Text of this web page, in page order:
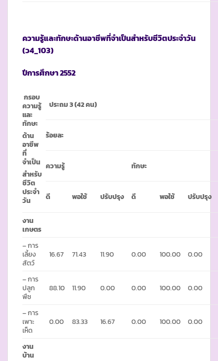
ความรู้และทักษะด้านอาชีพที่จำเป็นสำหรับชีวิตประจำวัน
(ว4_103)
ปีการศึกษา2552
กรอบ
ความรู้
และ
ทักษะ
ด้าน
อาชีพ
ที่
จำเป็น
สำหรับ
ชีวิต
ประจำ
วัน
ประถม 3 (42 คน)
ร้อยละ
ความรู้ ทักษะ
ดี พอใช้ ปรับปรุง ดี พอใช้ ปรับปรุง
งาน
เกษตร
– การ
เลี้ยง
สัตว์
16.67 71.43 11.90 0.00 100.00 0.00
– การ
ปลูก
พืช
88.10 11.90 0.00 0.00 100.00 0.00
– การ
เพาะ
เห็ด
0.00 83.33 16.67 0.00 100.00 0.00
งาน
บ้าน